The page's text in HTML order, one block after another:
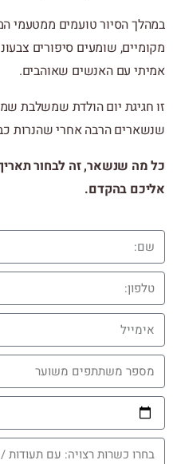
במהלך הסיור טועמים ממטעמי
מקומיים, שומעים סיפורים
אמיתי עם האנשים שאוהבים.
זו חגיגת יום הולדת שמשלבת
שנשארים הרבה אחרי שהנרות
כל מה שנשאר, זה לבחור
אליכם בהקדם.